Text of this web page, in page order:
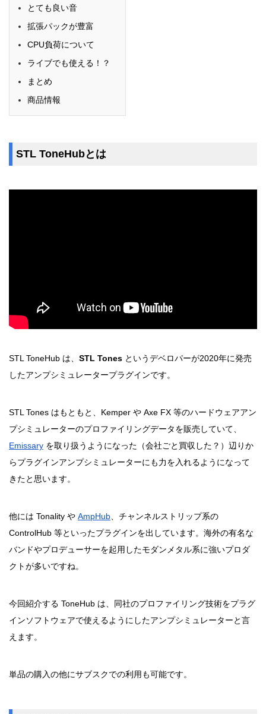
とても良い音
拡張パックが豊富
CPU負荷について
ライブでも使える！？
まとめ
商品情報
STL ToneHubとは
STL ToneHub は、 STL Tones というデベロパーが2020年に発売
したアンプシミュレータープラグインです。
STL Tones はもともと、Kemper や Axe FX 等のハードウェアアン
プシミュレーターのプロファイリングデータを販売していて、
Emissary を取り扱うようになった（会社ごと買収した？）辺りか
らプラグインアンプシミュレーターにも力を入れるようになって
きたと思います。
他には Tonality や AmpHub 、チャンネルストリップ系の
ControlHub 等といったプラグインを出しています。海外の有名な
バンドやプロデューサーを起用したモダンメタル系に強いプロダ
クトが多いですね。
今回紹介する ToneHub は、同社のプロファイリング技術をプラグ
インソフトウェアで使えるようにしたアンプシミュレーターと言
えます。
単品の購入の他にサブスクでの利用も可能です。